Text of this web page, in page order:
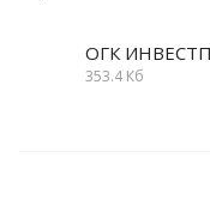
ОГК
353.4 Кб